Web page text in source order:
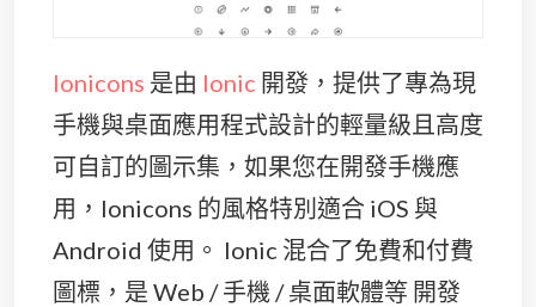
Ionicons 是由 Ionic 開發，提供了專為現
手機與桌面應用程式設計的輕量級且高度
可自訂的圖示集，如果您在開發手機應
用，Ionicons 的風格特別適合 iOS 與
Android 使用。 Ionic 混合了免費和付費
圖標，是 Web / 手機 / 桌面軟體等 開發